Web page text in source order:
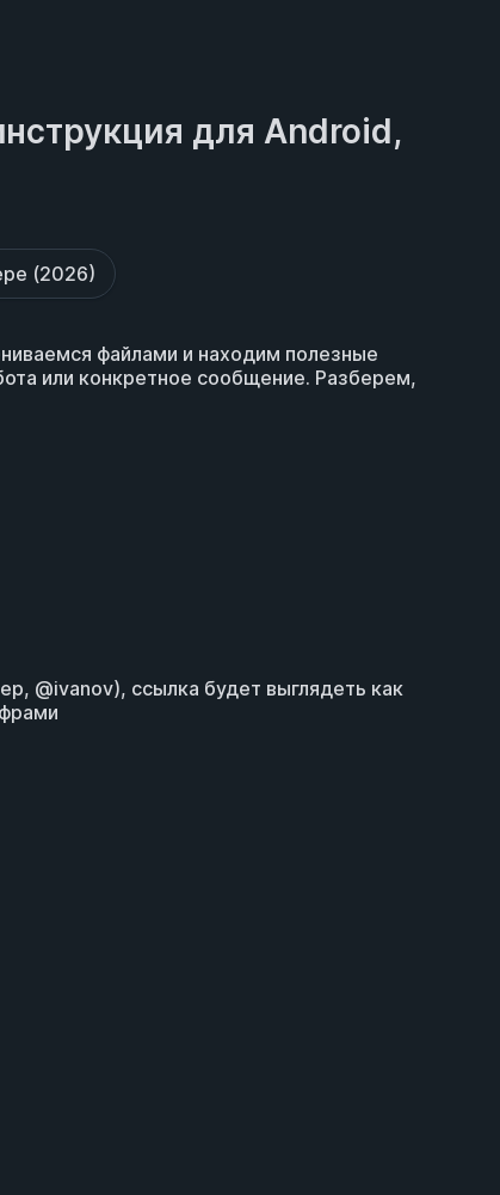
для Android,
(2026)
файлами и находим полезные
или конкретное сообщение. Разберем,
@ivanov), ссылка будет выглядеть как